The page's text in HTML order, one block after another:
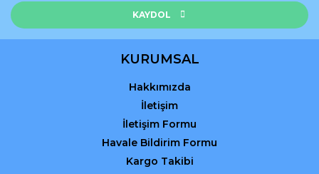
Ürün açıklamasında eksik bilgiler bulunuyor.
Ürün fiyatı diğer sitelerden daha pahalı.
Gönder
KAYDOL
KURUMSAL
Hakkımızda
İletişim
İletişim Formu
Havale Bildirim Formu
Kargo Takibi